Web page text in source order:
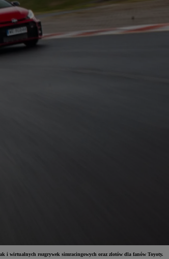
i wirtualnych rozgrywek simracingowych oraz zlotów dla fanów Toyoty.